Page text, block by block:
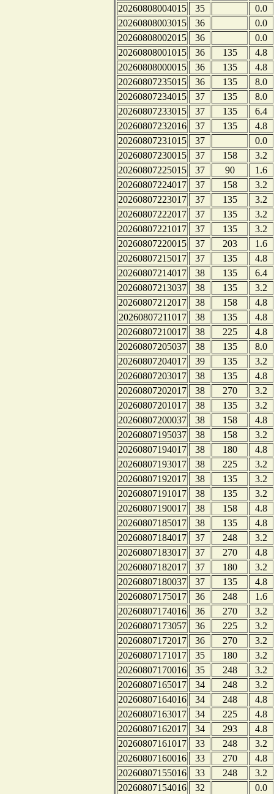
20260808004015
35
0.0
20260808003015
36
0.0
20260808002015
36
0.0
20260808001015
36 135
4.8
20260808000015
36 135
4.8
20260807235015
36 135
8.0
20260807234015
37 135
8.0
20260807233015
37 135
6.4
20260807232016
37 135
4.8
20260807231015
37
0.0
20260807230015
37 158
3.2
20260807225015
37 90
1.6
20260807224017
37 158
3.2
20260807223017
37 135
3.2
20260807222017
37 135
3.2
20260807221017
37 135
3.2
20260807220015
37 203
1.6
20260807215017
37 135
4.8
20260807214017
38 135
6.4
20260807213037
38 135
3.2
20260807212017
38 158
4.8
20260807211017
38 135
4.8
20260807210017
38 225
4.8
20260807205037
38 135
8.0
20260807204017
39 135
3.2
20260807203017
38 135
4.8
20260807202017
38 270
3.2
20260807201017
38 135
3.2
20260807200037
38 158
4.8
20260807195037
38 158
3.2
20260807194017
38 180
4.8
20260807193017
38 225
3.2
20260807192017
38 135
3.2
20260807191017
38 135
3.2
20260807190017
38 158
4.8
20260807185017
38 135
4.8
20260807184017
37 248
3.2
20260807183017
37 270
4.8
20260807182017
37 180
3.2
20260807180037
37 135
4.8
20260807175017
36 248
1.6
20260807174016
36 270
3.2
20260807173057
36 225
3.2
20260807172017
36 270
3.2
20260807171017
35 180
3.2
20260807170016
35 248
3.2
20260807165017
34 248
3.2
20260807164016
34 248
4.8
20260807163017
34 225
4.8
20260807162017
34 293
4.8
20260807161017
33 248
3.2
20260807160016
33 270
4.8
20260807155016
33 248
3.2
20260807154016
32 0.0